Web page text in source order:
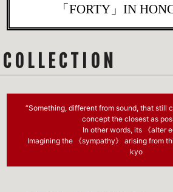
「FORTY」IN
COLLECTION
“Something, different from sound, that still
concept the closest as
In other words, its 《alter
Imagining the 《sympathy》 arising from
kyo